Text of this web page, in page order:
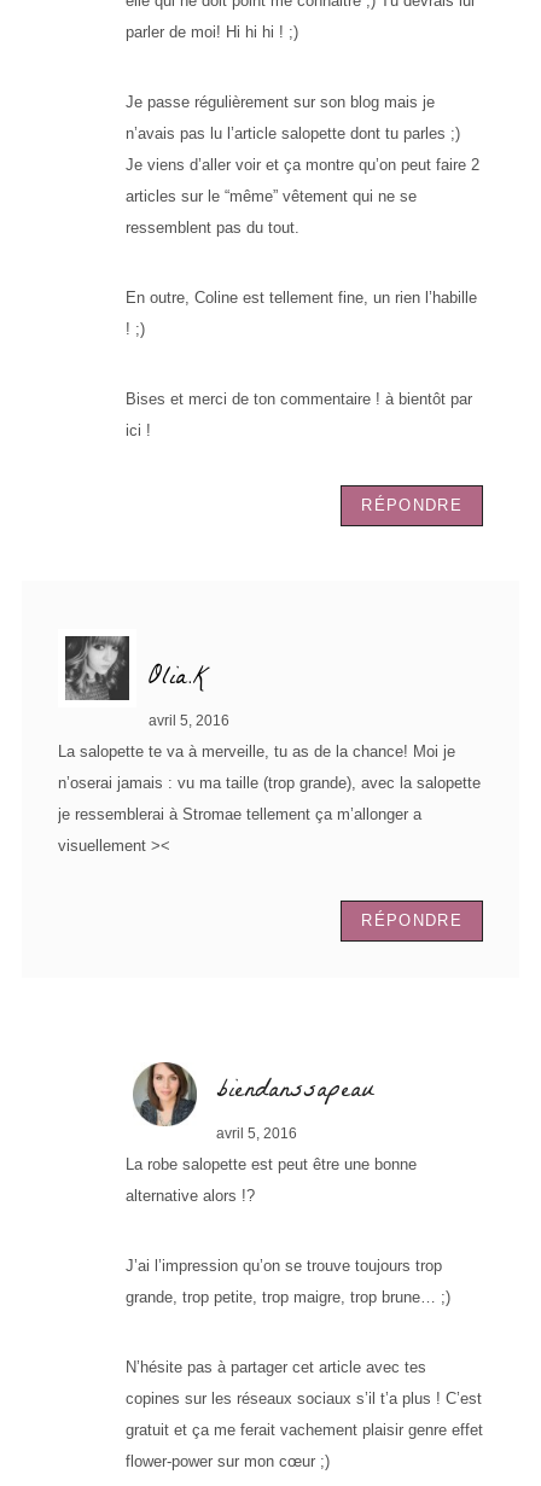
parler de moi! Hi hi hi ! ;)
Je passe régulièrement sur son blog mais je
n’avais pas lu l’article salopette dont tu parles ;)
Je viens d’aller voir et ça montre qu’on peut faire 2
articles sur le “même” vêtement qui ne se
ressemblent pas du tout.
En outre, Coline est tellement fine, un rien l’habille
! ;)
Bises et merci de ton commentaire ! à bientôt par
ici !
RÉPONDRE
Olia.K
avril 5, 2016
La salopette te va à merveille, tu as de la chance! Moi je
n’oserai jamais : vu ma taille (trop grande), avec la salopette
je ressemblerai à Stromae tellement ça m’allonger a
visuellement ><
RÉPONDRE
biendanssapeau
avril 5, 2016
La robe salopette est peut être une bonne
alternative alors !?
J’ai l’impression qu’on se trouve toujours trop
grande, trop petite, trop maigre, trop brune… ;)
N’hésite pas à partager cet article avec tes
copines sur les réseaux sociaux s’il t’a plus ! C’est
gratuit et ça me ferait vachement plaisir genre effet
flower-power sur mon cœur ;)